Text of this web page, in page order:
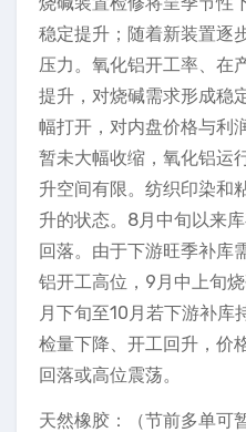
稳定提升；随着新装置逐
压力。氧化铝开工率、在
提升，对烧碱需求形成稳
幅打开，对内盘价格与利
暂未大幅收缩，氧化铝运
升空间有限。纺织印染和
升的状态。8月中旬以来
回落。由于下游旺季补库
铝开工高位，9月中上旬
月下旬至10月若下游补库
检量下降、开工回升，价
回落或高位震荡。
天然橡胶：（节前多单可